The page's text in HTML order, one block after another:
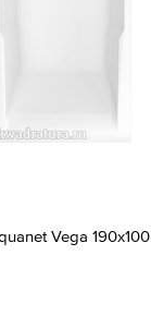
Vega 190х100